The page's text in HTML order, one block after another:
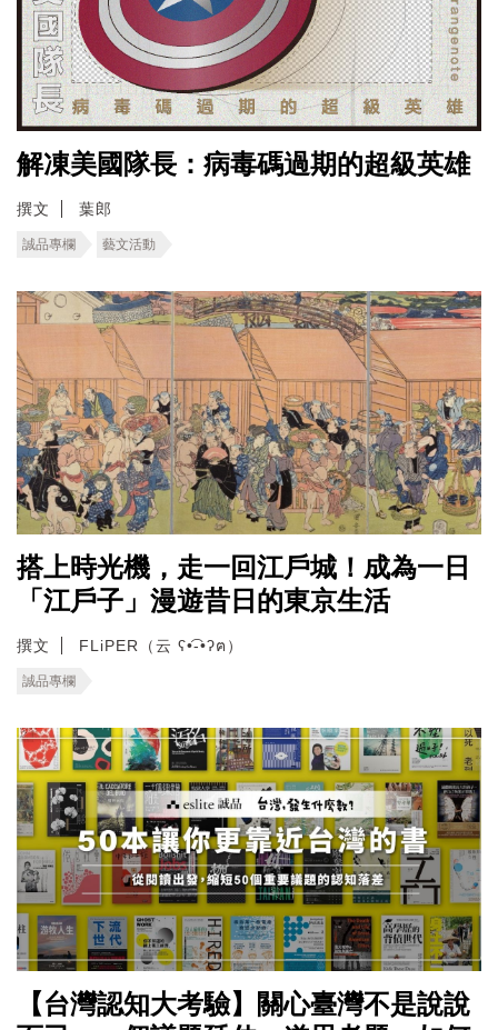
解凍美國隊長：病毒碼過期的超級英雄
撰文 葉郎
誠品專欄 藝文活動
搭上時光機，走一回江戶城！成為一日
「江戶子」漫遊昔日的東京生活
撰文 FLiPER（云 ʕ•͡-•ʔฅ）
誠品專欄
【台灣認知大考驗】關心臺灣不是說說